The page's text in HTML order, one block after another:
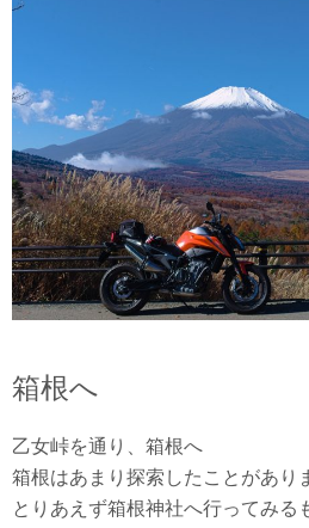
箱根へ
乙女峠を通り、箱根へ
箱根はあまり探索したことがあり
とりあえず箱根神社へ行ってみる